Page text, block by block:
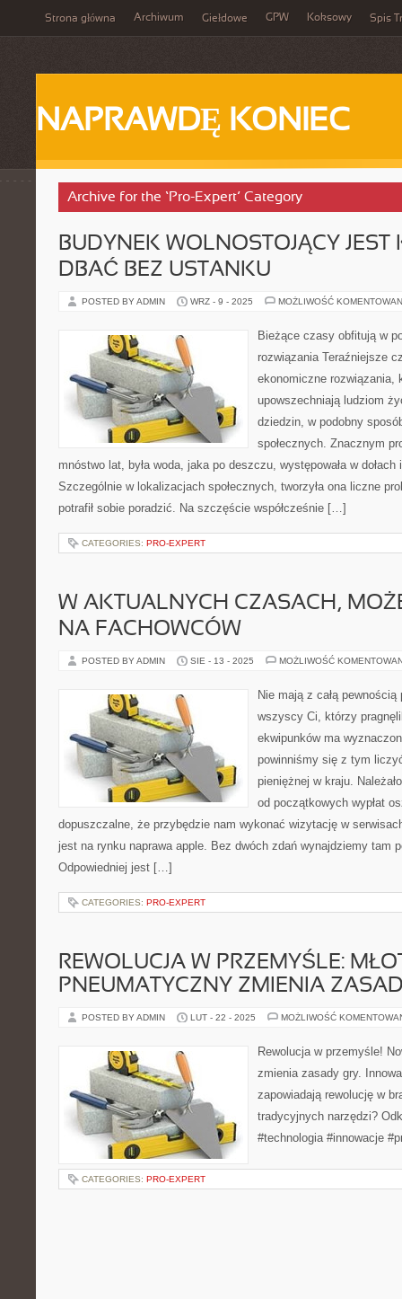
Strona główna Archiwum Giełdowe GPW Koksowy Spis
NAPRAWDĘ KONIEC
Archive for the ‘Pro-Expert’ Category
BUDYNEK WOLNOSTOJĄCY JEST
DBAĆ BEZ USTANKU
POSTED BY ADMIN WRZ - 9 - 2025 MOŻLIWOŚĆ
Bieżące czasy obfitują w
rozwiązania Teraźniejsze
ekonomiczne rozwiązania,
upowszechniają ludziom
dziedzin, w podobny
społecznych. Znacznym
mnóstwo lat, była woda, jaka po deszczu, występowała w
Szczególnie w lokalizacjach społecznych, tworzyła ona liczne
potrafił sobie poradzić. Na szczęście współcześnie […]
CATEGORIES: PRO-EXPERT
W AKTUALNYCH CZASACH,
NA FACHOWCÓW
POSTED BY ADMIN SIE - 13 - 2025 MOŻLIWOŚĆ
Nie mają z całą
wszyscy Ci, którzy
ekwipunków ma
powinniśmy się z tym
pieniężnej w kraju.
od początkowych wypłat
dopuszczalne, że przybędzie nam wykonać wizytację w
jest na rynku naprawa apple. Bez dwóch zdań wynajdziemy tam
Odpowiedniej jest […]
CATEGORIES: PRO-EXPERT
REWOLUCJA W PRZEMYŚLE:
PNEUMATYCZNY ZMIENIA
POSTED BY ADMIN LUT - 22 - 2025 MOŻLIWOŚĆ
Rewolucja w przemyśle!
zmienia zasady gry.
zapowiadają rewolucję w
tradycyjnych narzędzi?
#technologia #innowacje
CATEGORIES: PRO-EXPERT